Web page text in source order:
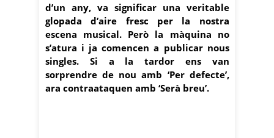
d’un any, va significar una veritable
glopada d’aire fresc per la nostra
escena musical. Però la màquina no
s’atura i ja comencen a publicar nous
singles. Si a la tardor ens van
sorprendre de nou amb ‘Per defecte’,
ara contraataquen amb ‘Serà breu’.